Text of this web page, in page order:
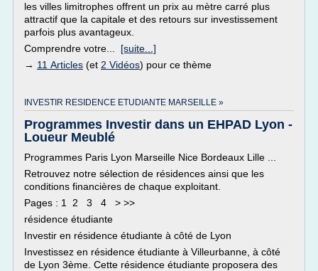
les villes limitrophes offrent un prix au mètre carré plus
attractif que la capitale et des retours sur investissement
parfois plus avantageux.
Comprendre votre... [suite...]
→ 11 Articles (et 2 Vidéos) pour ce thème
INVESTIR RESIDENCE ETUDIANTE MARSEILLE »
Programmes Investir dans un EHPAD Lyon -
Loueur Meublé
Programmes Paris Lyon Marseille Nice Bordeaux Lille ...
Retrouvez notre sélection de résidences ainsi que les
conditions financières de chaque exploitant.
Pages : 1 2 3 4 > >>
résidence étudiante
Investir en résidence étudiante à côté de Lyon
Investissez en résidence étudiante à Villeurbanne, à côté
de Lyon 3ème. Cette résidence étudiante proposera des